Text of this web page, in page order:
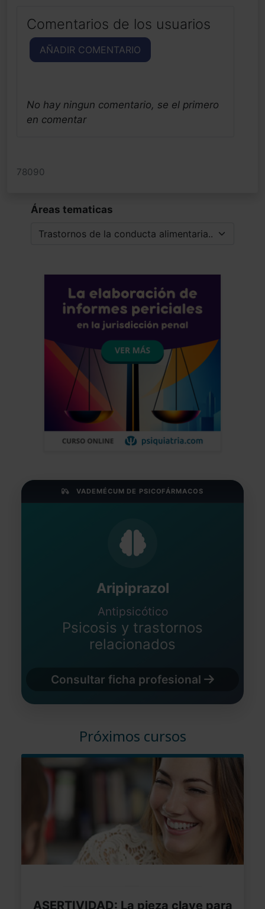
Comentarios de los usuarios
AÑADIR COMENTARIO
No hay ningun comentario, se el primero
en comentar
78090
Áreas tematicas
VADEMÉCUM DE PSICOFÁRMACOS
Aripiprazol
Antipsicótico
Psicosis y trastornos
relacionados
Consultar ficha profesional
Próximos cursos
ASERTIVIDAD: La pieza clave para